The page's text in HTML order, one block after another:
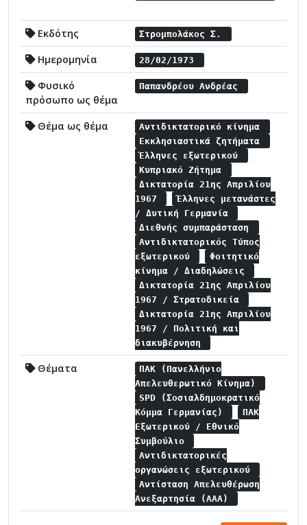
Εκδότης Στρομπολάκος Σ.
Ημερομηνία 28/02/1973
Φυσικό
πρόσωπο ως θέμα
Παπανδρέου Ανδρέας
Θέμα ως θέμα
Αντιδικτατορικό κίνημα
Εκκλησιαστικά ζητήματα
Έλληνες εξωτερικού
Κυπριακό Ζήτημα
Δικτατορία 21ης Απριλίου
1967
Έλληνες μετανάστες
/ Δυτική Γερμανία
Διεθνής συμπαράσταση
Αντιδικτατορικός Τύπος
εξωτερικού
Φοιτητικό
κίνημα / Διαδηλώσεις
Δικτατορία 21ης Απριλίου
1967 / Στρατοδικεία
Δικτατορία 21ης Απριλίου
1967 / Πολιτική και
διακυβέρνηση
Θέματα
ΠΑΚ (Πανελλήνιο
Απελευθερωτικό Κίνημα)
SPD (Σοσιαλδημοκρατικό
Κόμμα Γερμανίας)
ΠΑΚ
Εξωτερικού / Εθνικό
Συμβούλιο
Αντιδικτατορικές
οργανώσεις εξωτερικού
Αντίσταση Απελευθέρωση
Ανεξαρτησία (ΑΑΑ)